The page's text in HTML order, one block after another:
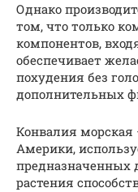
Однако
том, что только
компонентов,
обеспечивает
похудения без
дополнительных
Конвалия
Америки,
предназначенных
растения